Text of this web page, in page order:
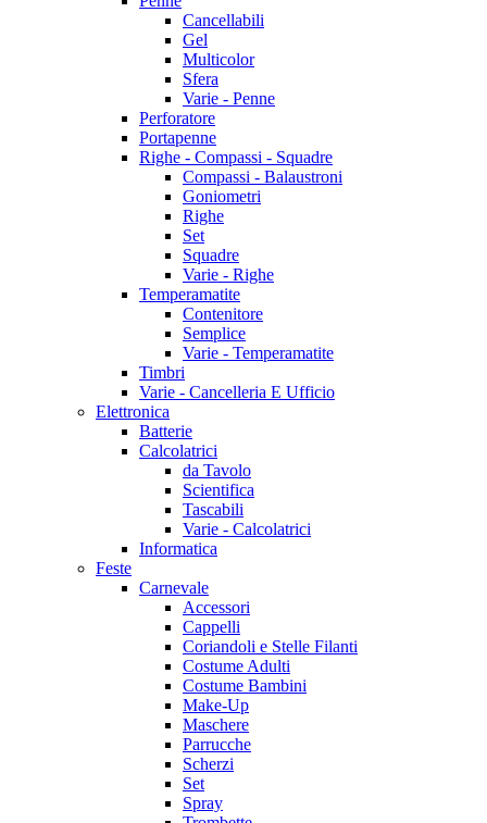
Cancellabili
Gel
Multicolor
Sfera
Varie - Penne
Perforatore
Portapenne
Righe - Compassi - Squadre
Compassi - Balaustroni
Goniometri
Righe
Set
Squadre
Varie - Righe
Temperamatite
Contenitore
Semplice
Varie - Temperamatite
Timbri
Varie - Cancelleria E Ufficio
Elettronica
Batterie
Calcolatrici
da Tavolo
Scientifica
Tascabili
Varie - Calcolatrici
Informatica
Feste
Carnevale
Accessori
Cappelli
Coriandoli e Stelle Filanti
Costume Adulti
Costume Bambini
Make-Up
Maschere
Parrucche
Scherzi
Set
Spray